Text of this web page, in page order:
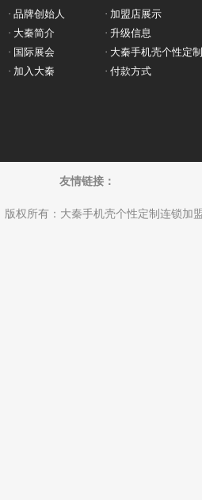
· 品牌创始人
· 大秦简介
· 国际展会
· 加入大秦
· 加盟店展示
· 升级信息
· 大秦手机壳个性定
· 付款方式
友情链接：
版权所有：大秦手机壳个性定制连锁加